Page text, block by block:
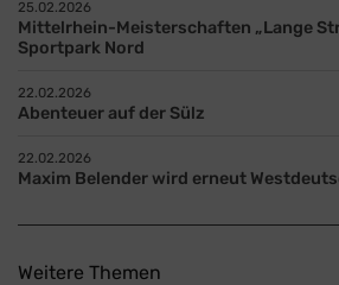
25.02.2026
Mittelrhein-Meisterschaften „Lange
Sportpark Nord
22.02.2026
Abenteuer auf der Sülz
22.02.2026
Maxim Belender wird erneut
Weitere Themen